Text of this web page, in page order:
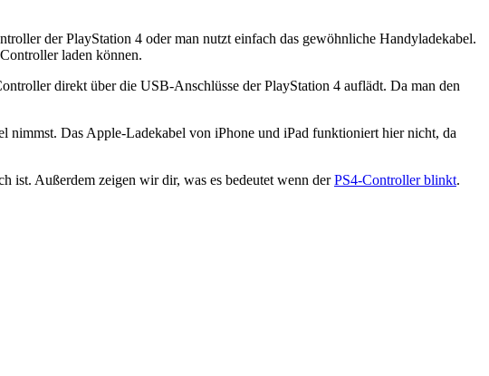
der PlayStation 4 oder man nutzt einfach das gewöhnliche Handyladekabel.
laden können.
direkt über die USB-Anschlüsse der PlayStation 4 auflädt. Da man den
nimmst. Das Apple-Ladekabel von iPhone und iPad funktioniert hier nicht, da
ist. Außerdem zeigen wir dir, was es bedeutet wenn derPS4-Controller blinkt.